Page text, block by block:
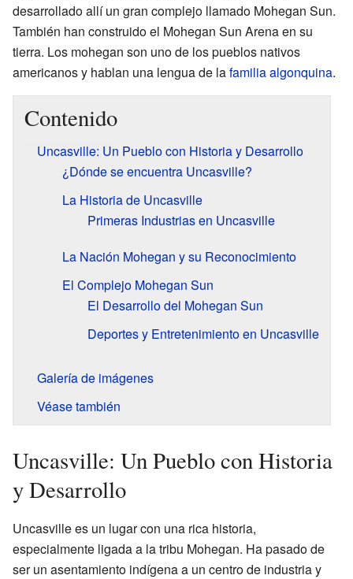
desarrollado allí un gran complejo llamado Mohegan Sun.
También han construido el Mohegan Sun Arena en su
tierra. Los mohegan son uno de los pueblos nativos
americanos y hablan una lengua de lafamilia algonquina.
Contenido
Uncasville: Un Pueblo con Historia y Desarrollo
¿Dónde se encuentra Uncasville?
La Historia de Uncasville
Primeras Industrias en Uncasville
La Nación Mohegan y su Reconocimiento
El Complejo Mohegan Sun
El Desarrollo del Mohegan Sun
Deportes y Entretenimiento en Uncasville
Galería de imágenes
Véase también
Uncasville: Un Pueblo con Historia
y Desarrollo
Uncasville es un lugar con una rica historia,
especialmente ligada a la tribu Mohegan. Ha pasado de
ser un asentamiento indígena a un centro de industria y